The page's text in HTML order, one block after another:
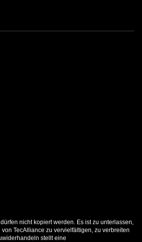
nicht kopiert werden. Es ist zu unterlassen,
TecAlliance zu vervielfältigen, zu verbreiten
stellt eine